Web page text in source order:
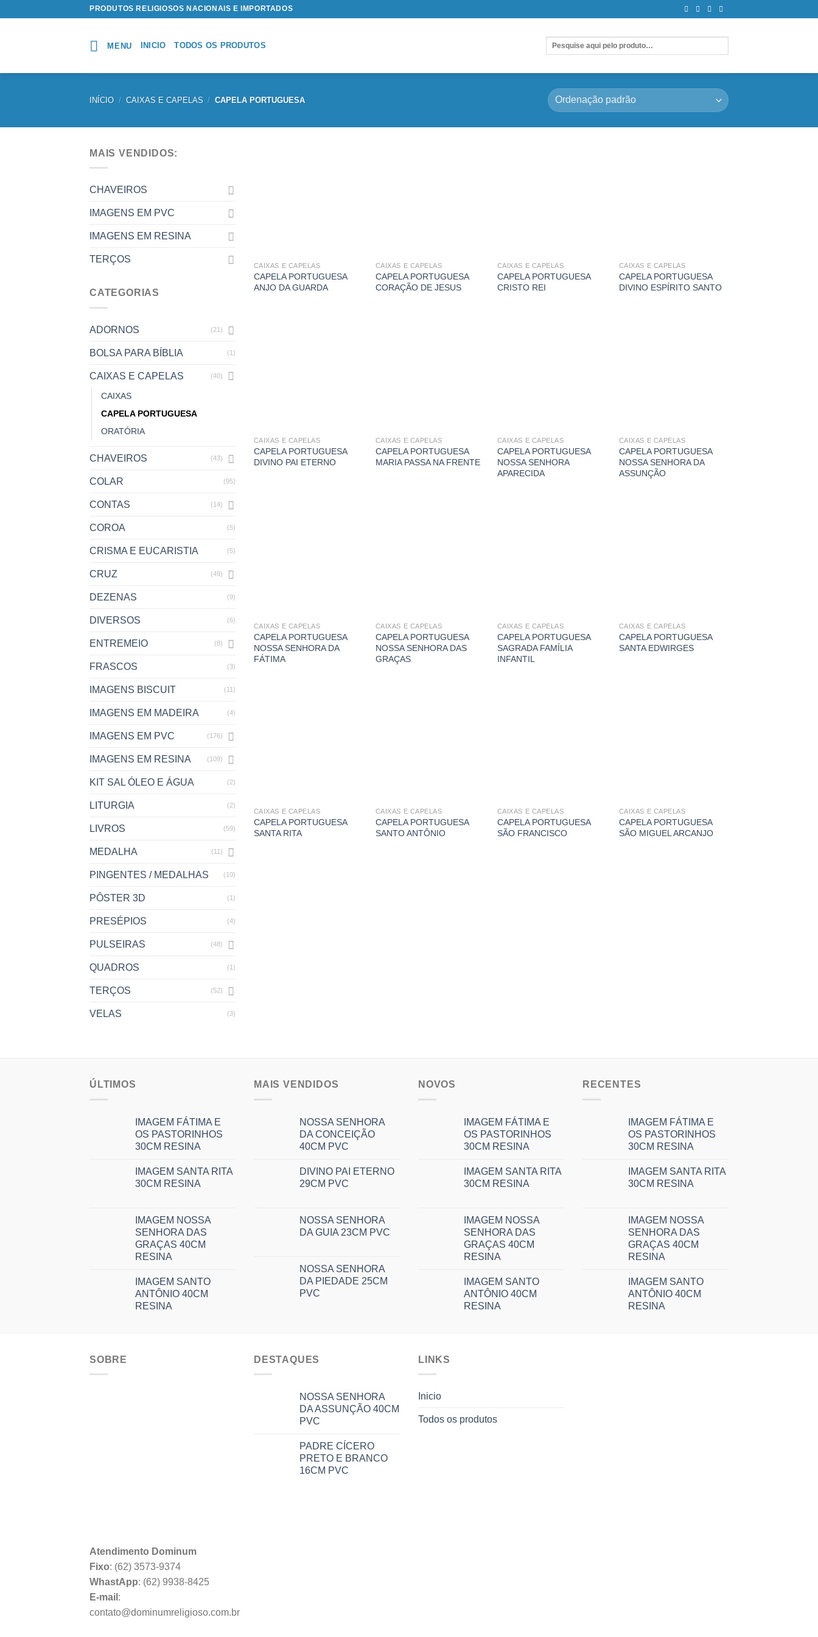
PRODUTOS RELIGIOSOS NACIONAIS E IMPORTADOS
MENU INICIO TODOS OS PRODUTOS
INÍCIO / CAIXAS E CAPELAS / CAPELA PORTUGUESA
MAIS VENDIDOS:
CHAVEIROS
IMAGENS EM PVC
IMAGENS EM RESINA
TERÇOS
CATEGORIAS
ADORNOS (21)
BOLSA PARA BÍBLIA (1)
CAIXAS E CAPELAS (40)
CAIXAS
CAPELA PORTUGUESA
ORATÓRIA
CHAVEIROS (43)
COLAR (95)
CONTAS (14)
COROA (5)
CRISMA E EUCARISTIA (5)
CRUZ (49)
DEZENAS (9)
DIVERSOS (6)
ENTREMEIO (8)
FRASCOS (3)
IMAGENS BISCUIT (11)
IMAGENS EM MADEIRA (4)
IMAGENS EM PVC (176)
IMAGENS EM RESINA (109)
KIT SAL ÓLEO E ÁGUA (2)
LITURGIA (2)
LIVROS (59)
MEDALHA (11)
PINGENTES / MEDALHAS (10)
PÔSTER 3D (1)
PRESÉPIOS (4)
PULSEIRAS (48)
QUADROS (1)
TERÇOS (52)
VELAS (3)
CAIXAS E CAPELAS
CAPELA PORTUGUESA
ANJO DA GUARDA
CAIXAS E CAPELAS
CAPELA PORTUGUESA
CORAÇÃO DE JESUS
CAIXAS E CAPELAS
CAPELA PORTUGUESA
CRISTO REI
CAIXAS E CAPELAS
CAPELA PORTUGUESA
DIVINO ESPÍRITO SANTO
CAIXAS E CAPELAS
CAPELA PORTUGUESA
DIVINO PAI ETERNO
CAIXAS E CAPELAS
CAPELA PORTUGUESA
MARIA PASSA NA FRENTE
CAIXAS E CAPELAS
CAPELA PORTUGUESA
NOSSA SENHORA
APARECIDA
CAIXAS E CAPELAS
CAPELA PORTUGUESA
NOSSA SENHORA DA
ASSUNÇÃO
CAIXAS E CAPELAS
CAPELA PORTUGUESA
NOSSA SENHORA DA
FÁTIMA
CAIXAS E CAPELAS
CAPELA PORTUGUESA
NOSSA SENHORA DAS
GRAÇAS
CAIXAS E CAPELAS
CAPELA PORTUGUESA
SAGRADA FAMÍLIA
INFANTIL
CAIXAS E CAPELAS
CAPELA PORTUGUESA
SANTA EDWIRGES
CAIXAS E CAPELAS
CAPELA PORTUGUESA
SANTA RITA
CAIXAS E CAPELAS
CAPELA PORTUGUESA
SANTO ANTÔNIO
CAIXAS E CAPELAS
CAPELA PORTUGUESA
SÃO FRANCISCO
CAIXAS E CAPELAS
CAPELA PORTUGUESA
SÃO MIGUEL ARCANJO
ÚLTIMOS
IMAGEM FÁTIMA E
OS PASTORINHOS
30CM RESINA
IMAGEM SANTA RITA
30CM RESINA
IMAGEM NOSSA
SENHORA DAS
GRAÇAS 40CM
RESINA
IMAGEM SANTO
ANTÔNIO 40CM
RESINA
MAIS VENDIDOS
NOSSA SENHORA
DA CONCEIÇÃO
40CM PVC
DIVINO PAI ETERNO
29CM PVC
NOSSA SENHORA
DA GUIA 23CM PVC
NOSSA SENHORA
DA PIEDADE 25CM
PVC
NOVOS
IMAGEM FÁTIMA E
OS PASTORINHOS
30CM RESINA
IMAGEM SANTA RITA
30CM RESINA
IMAGEM NOSSA
SENHORA DAS
GRAÇAS 40CM
RESINA
IMAGEM SANTO
ANTÔNIO 40CM
RESINA
RECENTES
IMAGEM FÁTIMA E
OS PASTORINHOS
30CM RESINA
IMAGEM SANTA RITA
30CM RESINA
IMAGEM NOSSA
SENHORA DAS
GRAÇAS 40CM
RESINA
IMAGEM SANTO
ANTÔNIO 40CM
RESINA
SOBRE
Atendimento Dominum
Fixo: (62) 3573-9374
WhastApp: (62) 9938-8425
E-mail :
contato@dominumreligioso.com.br
DESTAQUES
NOSSA SENHORA
DA ASSUNÇÃO 40CM
PVC
PADRE CÍCERO
PRETO E BRANCO
16CM PVC
LINKS
Inicio
Todos os produtos